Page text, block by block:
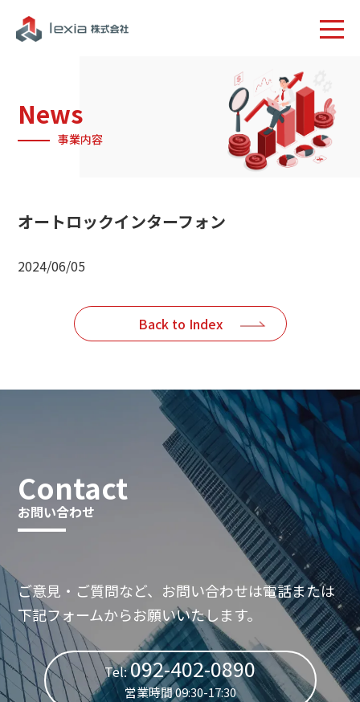
News
事業内容
オートロックインターフォン
2024/06/05
Back to Index
Contact
お問い合わせ
ご意見・ご質問など、お問い合わせは電話または
下記フォームからお願いいたします。
Tel:092-402-0890
営業時間 09:30-17:30